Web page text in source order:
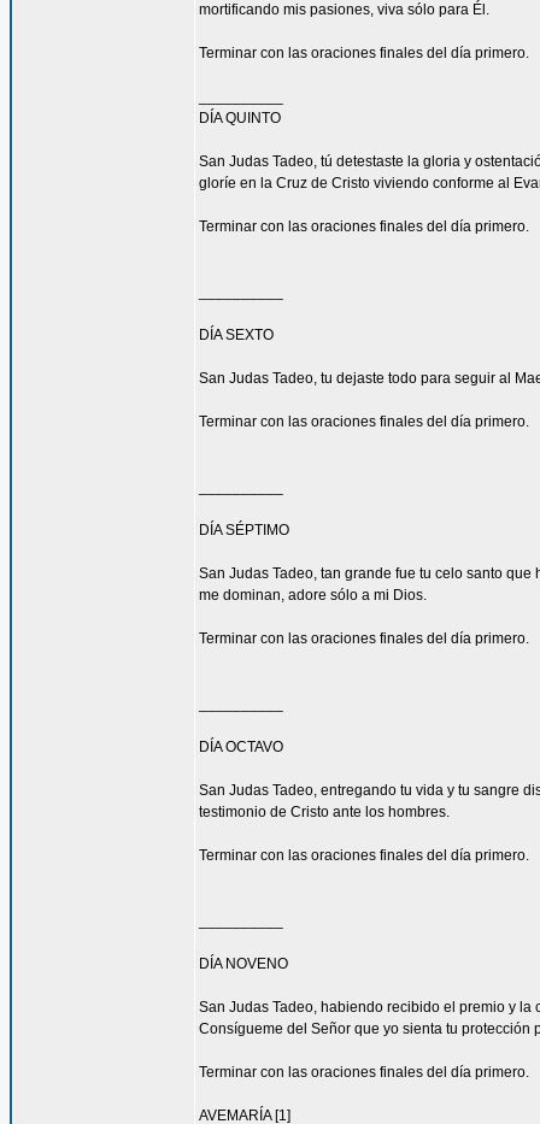
mortificando mis pasiones, viva sólo para Él.
Terminar con las oraciones finales del día primero.
DÍA QUINTO
San Judas Tadeo, tú detestaste la gloria y
gloríe en la Cruz de Cristo viviendo conforme al
Terminar con las oraciones finales del día primero.
DÍA SEXTO
San Judas Tadeo, tu dejaste todo para seguir al
Terminar con las oraciones finales del día primero.
DÍA SÉPTIMO
San Judas Tadeo, tan grande fue tu celo santo
me dominan, adore sólo a mi Dios.
Terminar con las oraciones finales del día primero.
DÍA OCTAVO
San Judas Tadeo, entregando tu vida y tu sangre
testimonio de Cristo ante los hombres.
Terminar con las oraciones finales del día primero.
DÍA NOVENO
San Judas Tadeo, habiendo recibido el premio y
Consígueme del Señor que yo sienta tu
Terminar con las oraciones finales del día primero.
AVEMARÍA [1]